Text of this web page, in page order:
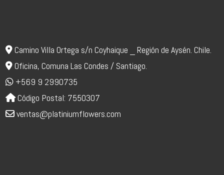
Camino Villa Ortega s/n Coyhaique _ Región de Aysén. Chile.
Oficina, Comuna Las Condes / Santiago.
+569 9 2990735
Código Postal: 7550307
ventas@platiniumflowers.com